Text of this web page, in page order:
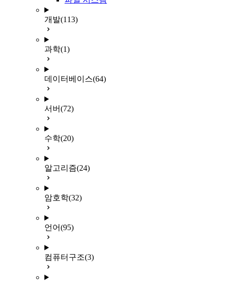
개발(113)
과학(1)
데이터베이스(64)
서버(72)
수학(20)
알고리즘(24)
암호학(32)
언어(95)
컴퓨터구조(3)